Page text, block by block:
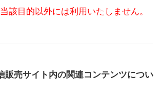
該目的以外には利用いたしません。
販売サイト内の関連コンテンツについ